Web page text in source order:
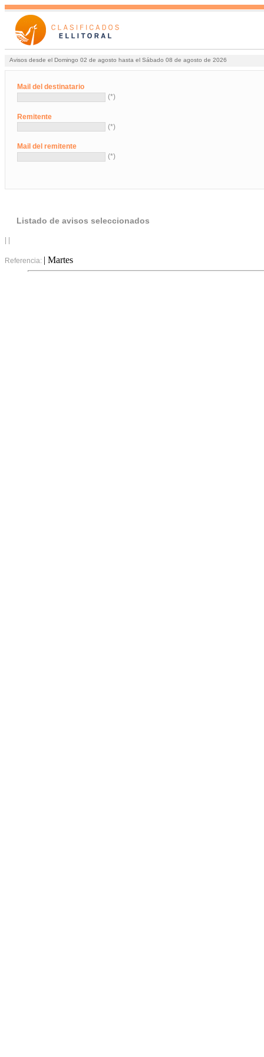
Avisos desde el Domingo 02 de agosto hasta el Sábado 08 de agosto de 2026
Mail del destinatario
(*)
Remitente
(*)
Mail del remitente
(*)
Listado de avisos seleccionados
Referencia: | Martes